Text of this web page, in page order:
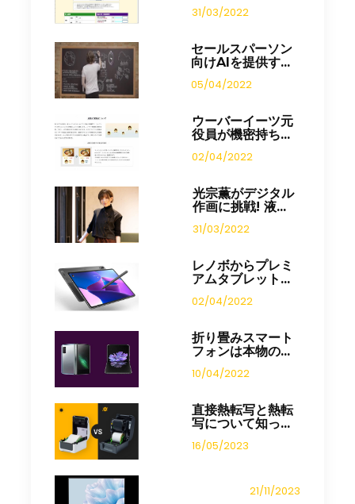
31/03/2022
セールスパーソン
向けAIを提供す...
05/04/2022
ウーバーイーツ元
役員が機密持ち...
02/04/2022
光宗薫がデジタル
作画に挑戦! 液...
31/03/2022
レノボからプレミ
アムタブレット...
02/04/2022
折り畳みスマート
フォンは本物の...
10/04/2022
直接熱転写と熱転
写について知っ...
16/05/2023
21/11/2023